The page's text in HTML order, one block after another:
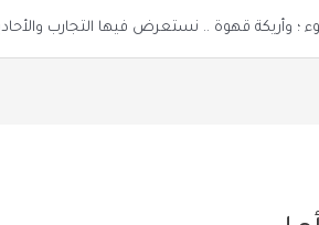
؛ وأريكة قهوة .. نستعرض فيها التجارب